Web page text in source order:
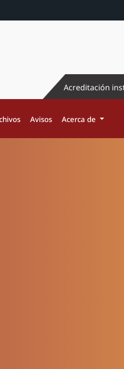
Acreditación
Avisos Acerca de